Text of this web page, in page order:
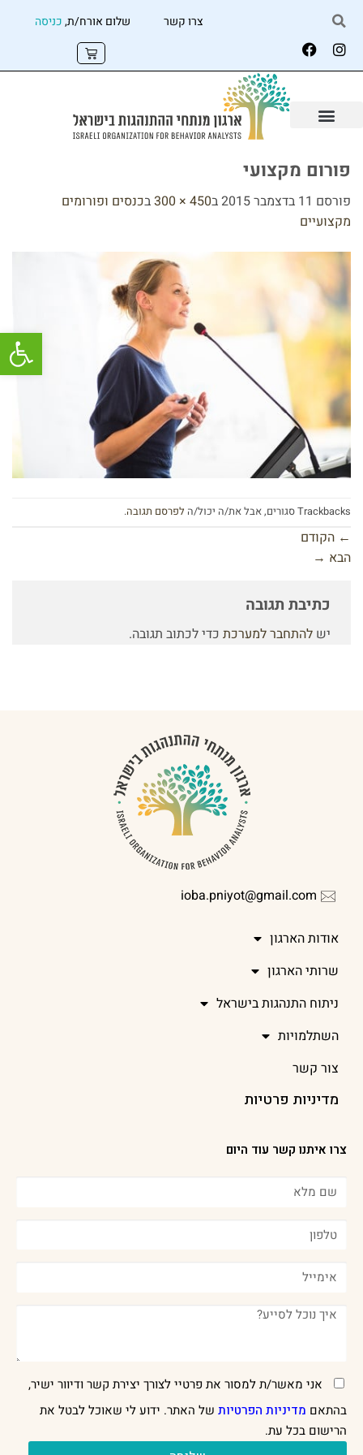
צרו קשר שלום אורח/ת,כניסה
פורום מקצועי
פורסם 11 בדצמבר 2015 ב450 × 300 בכנסים ופורומים
מקצועיים
Trackbacks סגורים, אבל את/ה יכול/ה לפרסם תגובה.
← הקודם
הבא →
כתיבת תגובה
יש להתחבר למערכת כדי לכתוב תגובה.
ioba.pniyot@gmail.com
אודות הארגון
שרותי הארגון
ניתוח התנהגות בישראל
השתלמויות
צור קשר
מדיניות פרטיות
צרו איתנו קשר עוד היום
אני מאשר/ת למסור את פרטיי לצורך יצירת קשר ודיוור ישיר,
בהתאם מדיניות הפרטיות של האתר. ידוע לי שאוכל לבטל את
הרישום בכל עת.